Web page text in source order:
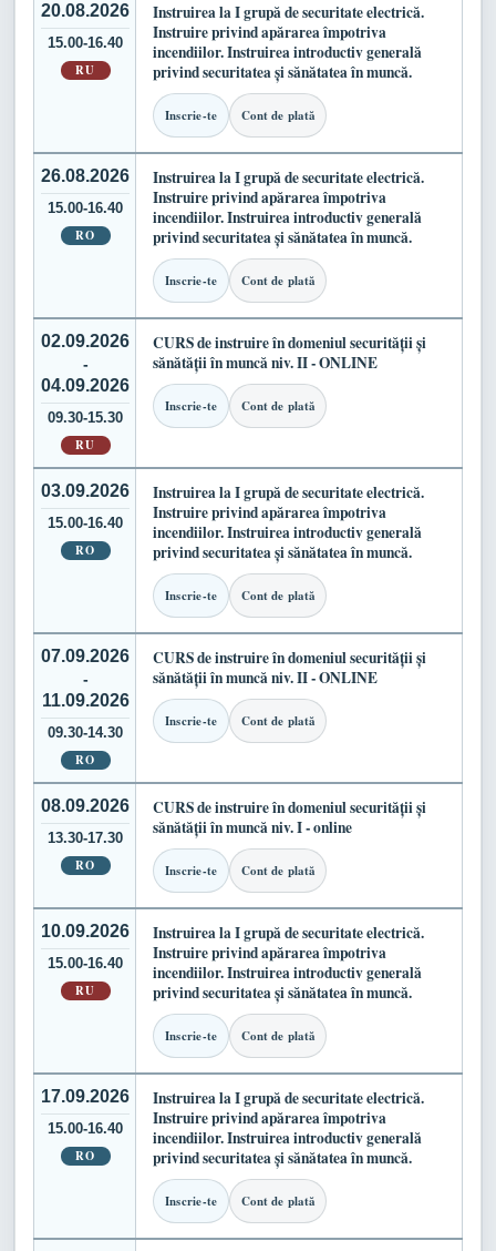
20.08.2026
15.00-16.40
RU
Instruirea la I grupă de securitate electrică.
Instruire privind apărarea împotriva
incendiilor. Instruirea introductiv generală
privind securitatea și sănătatea în muncă.
Inscrie-te Cont de plată
26.08.2026
15.00-16.40
RO
Instruirea la I grupă de securitate electrică.
Instruire privind apărarea împotriva
incendiilor. Instruirea introductiv generală
privind securitatea și sănătatea în muncă.
Inscrie-te Cont de plată
02.09.2026
-
04.09.2026
09.30-15.30
RU
CURS de instruire în domeniul securității și
sănătății în muncă niv. II - ONLINE
Inscrie-te Cont de plată
03.09.2026
15.00-16.40
RO
Instruirea la I grupă de securitate electrică.
Instruire privind apărarea împotriva
incendiilor. Instruirea introductiv generală
privind securitatea și sănătatea în muncă.
Inscrie-te Cont de plată
07.09.2026
-
11.09.2026
09.30-14.30
RO
CURS de instruire în domeniul securității și
sănătății în muncă niv. II - ONLINE
Inscrie-te Cont de plată
08.09.2026
13.30-17.30
RO
CURS de instruire în domeniul securității și
sănătății în muncă niv. I - online
Inscrie-te Cont de plată
10.09.2026
15.00-16.40
RU
Instruirea la I grupă de securitate electrică.
Instruire privind apărarea împotriva
incendiilor. Instruirea introductiv generală
privind securitatea și sănătatea în muncă.
Inscrie-te Cont de plată
17.09.2026
15.00-16.40
RO
Instruirea la I grupă de securitate electrică.
Instruire privind apărarea împotriva
incendiilor. Instruirea introductiv generală
privind securitatea și sănătatea în muncă.
Inscrie-te Cont de plată